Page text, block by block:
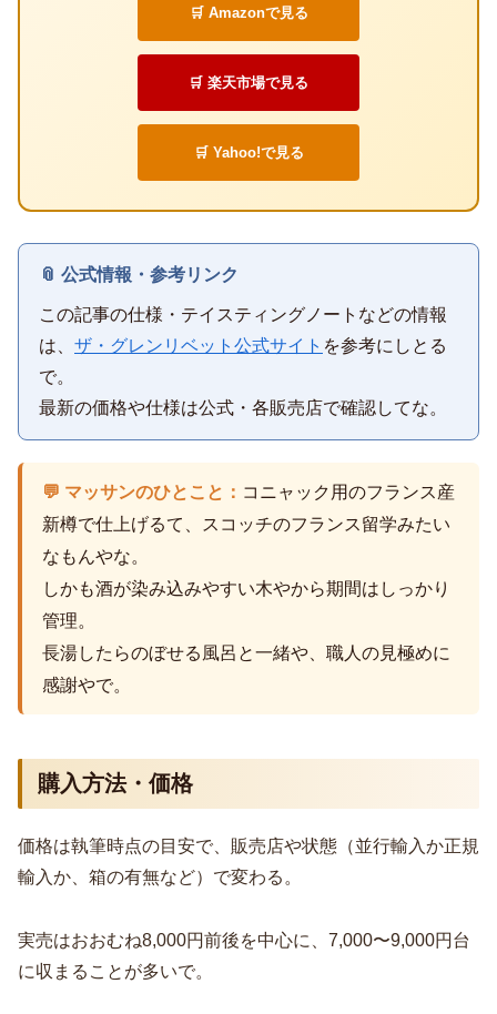
🛒 Amazonで見る
🛒 楽天市場で見る
🛒 Yahoo!で見る
📎 公式情報・参考リンク
この記事の仕様・テイスティングノートなどの情報
は、 ザ・グレンリベット公式サイト を参考にしとる
で。
最新の価格や仕様は公式・各販売店で確認してな。
💬 マッサンのひとこと： コニャック用のフランス産
新樽で仕上げるて、スコッチのフランス留学みたい
なもんやな。
しかも酒が染み込みやすい木やから期間はしっかり
管理。
長湯したらのぼせる風呂と一緒や、職人の見極めに
感謝やで。
購入方法・価格
価格は執筆時点の目安で、販売店や状態（並行輸入か正規
輸入か、箱の有無など）で変わる。
実売はおおむね8,000円前後を中心に、7,000〜9,000円台
に収まることが多いで。